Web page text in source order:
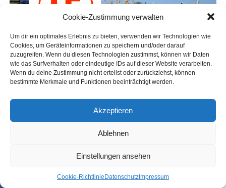
Cookie-Zustimmung verwalten
Um dir ein optimales Erlebnis zu bieten, verwenden wir Technologien wie
Cookies, um Geräteinformationen zu speichern und/oder darauf
zuzugreifen. Wenn du diesen Technologien zustimmst, können wir Daten
wie das Surfverhalten oder eindeutige IDs auf dieser Website verarbeiten.
Wenn du deine Zustimmung nicht erteilst oder zurückziehst, können
bestimmte Merkmale und Funktionen beeinträchtigt werden.
Akzeptieren
Ablehnen
Einstellungen ansehen
Coo­kie-Richt­li­nie Daten­schutz Impres­sum
SHARE TWEET